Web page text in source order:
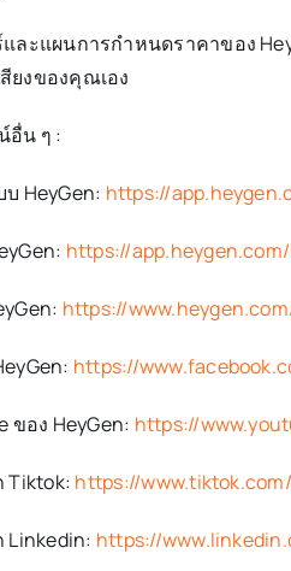
และแผนการกำหนดราคาของ
ยงของคุณเอง
อื่น ๆ :
HeyGen: https://
https://
https://
https://
ของ HeyGen: https://
Tiktok: https://
Linkedin: https://